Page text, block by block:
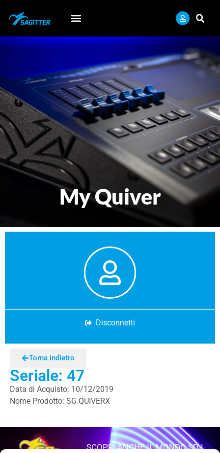
My Quiver
Disconnetti
Torna indietro
Seriale: 47
Data di Acquisto: 10/12/2019
Nome Prodotto: SG QUIVERX
SCOPRI ANCHE IL MONDO SDJ